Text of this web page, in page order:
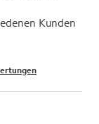
Kunden